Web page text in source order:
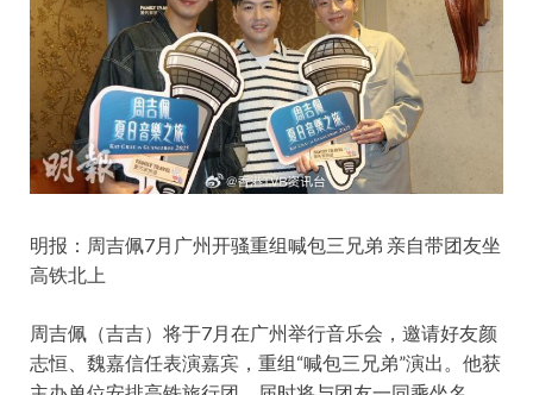
明报：周吉佩7月广州开骚重组喊包三兄弟 亲自带团友坐
高铁北上
周吉佩（吉吉）将于7月在广州举行音乐会，邀请好友颜
志恒、魏嘉信任表演嘉宾，重组“喊包三兄弟”演出。他获